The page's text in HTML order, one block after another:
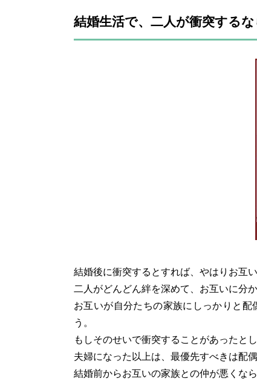
結婚生活で、二人が衝突する
結婚後に衝突するとすれば、やはりお互
二人がどんどん絆を深めて、お互いに分
お互いが自分たちの家族にしっかりと
う。
もしそのせいで衝突することがあったと
夫婦になった以上は、最優先すべきは配偶
結婚前からお互いの家族との仲が悪くな